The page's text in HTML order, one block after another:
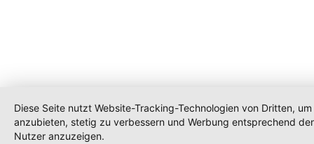
Diese Seite nutzt Website-Tracking-Technologien von Dritten,
anzubieten, stetig zu verbessern und Werbung entsprechend
Nutzer anzuzeigen.